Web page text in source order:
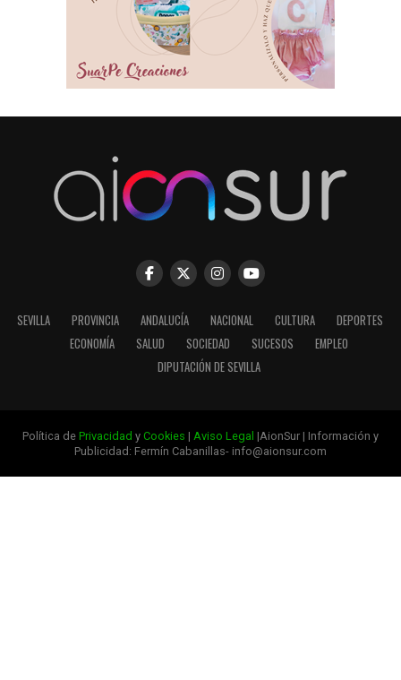
SEVILLA PROVINCIA ANDALUCÍA NACIONAL CULTURA
DEPORTES
ECONOMÍA
SALUD SOCIEDAD SUCESOS
EMPLEO
DIPUTACIÓN DE SEVILLA
Política de Privacidad y Cookies | Aviso Legal |AionSur | Información y
Publicidad: Fermín Cabanillas- info@aionsur.com